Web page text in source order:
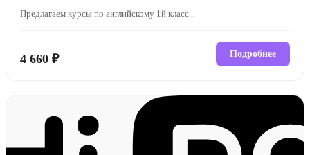
Предлагаем курсы по английскому 1й класс...
4 660 ₽ Подробнее